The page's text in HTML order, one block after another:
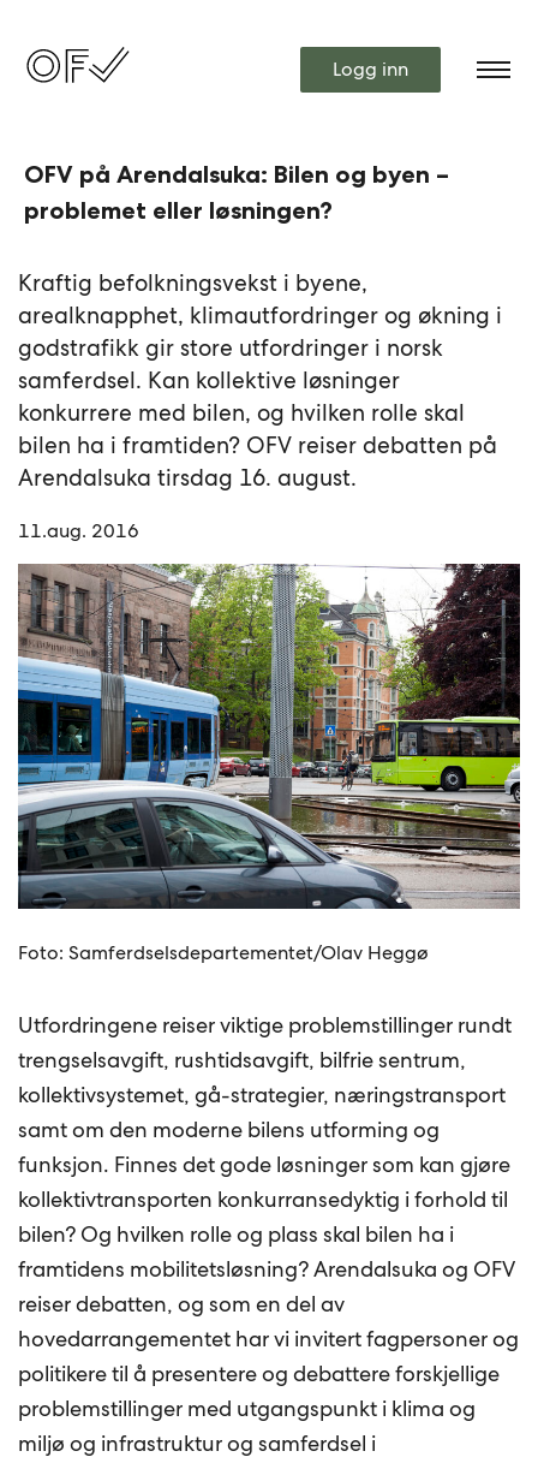
Logg inn
OFV på Arendalsuka: Bilen og byen –
problemet eller løsningen?
Kraftig befolkningsvekst i byene,
arealknapphet, klimautfordringer og økning i
godstrafikk gir store utfordringer i norsk
samferdsel. Kan kollektive løsninger
konkurrere med bilen, og hvilken rolle skal
bilen ha i framtiden? OFV reiser debatten på
Arendalsuka tirsdag 16. august.
11.aug. 2016
Foto: Samferdselsdepartementet/Olav Heggø
Utfordringene reiser viktige problemstillinger rundt
trengselsavgift, rushtidsavgift, bilfrie sentrum,
kollektivsystemet, gå-strategier, næringstransport
samt om den moderne bilens utforming og
funksjon. Finnes det gode løsninger som kan gjøre
kollektivtransporten konkurransedyktig i forhold til
bilen? Og hvilken rolle og plass skal bilen ha i
framtidens mobilitetsløsning? Arendalsuka og OFV
reiser debatten, og som en del av
hovedarrangementet har vi invitert fagpersoner og
politikere til å presentere og debattere forskjellige
problemstillinger med utgangspunkt i klima og
miljø og infrastruktur og samferdsel i